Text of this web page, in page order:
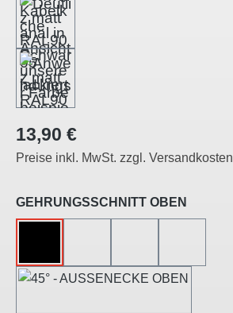
Regulärer Preis:
13,90 €
Preise inkl. MwSt. zzgl. Versandkosten
GEHRUNGSSCHNITT OBEN